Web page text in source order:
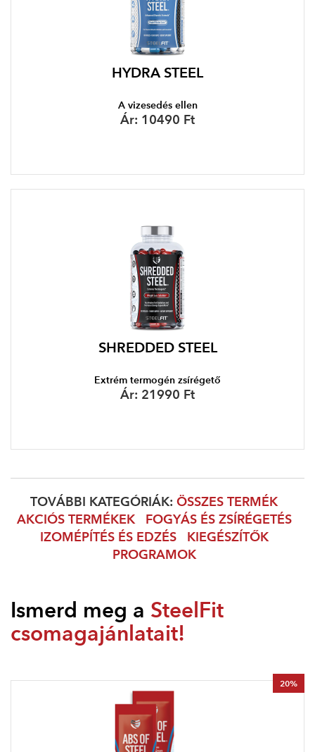
HYDRA STEEL
A vizesedés ellen
Ár: 10490 Ft
SHREDDED STEEL
Extrém termogén zsírégető
Ár: 21990 Ft
TOVÁBBI KATEGÓRIÁK: ÖSSZES TERMÉK
AKCIÓS TERMÉKEK
FOGYÁS ÉS ZSÍRÉGETÉS
IZOMÉPÍTÉS ÉS EDZÉS
KIEGÉSZÍTŐK
PROGRAMOK
Ismerd meg a SteelFit
csomagajánlatait!
20%